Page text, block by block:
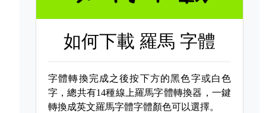
如何下載羅馬 字體
字體轉換完成之後按下方的黑色字或白色
字，總共有14種線上羅馬字體轉換器，一鍵
轉換成英文羅馬字體字體顏色可以選擇。